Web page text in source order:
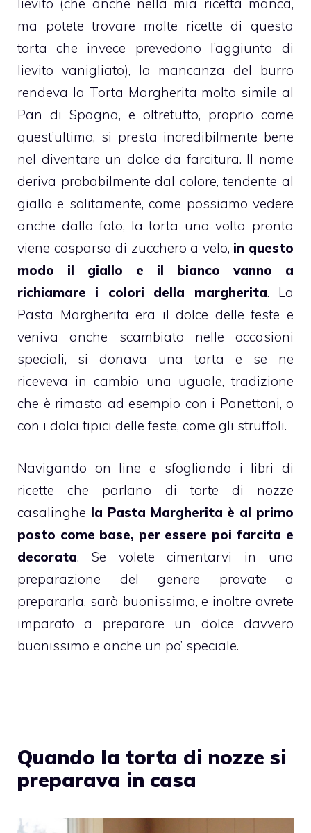
lievito (che anche nella mia ricetta manca,
ma potete trovare molte ricette di questa
torta che invece prevedono l’aggiunta di
lievito vanigliato), la mancanza del burro
rendeva la Torta Margherita molto simile al
Pan di Spagna, e oltretutto, proprio come
quest’ultimo, si presta incredibilmente bene
nel diventare un dolce da farcitura. Il nome
deriva probabilmente dal colore, tendente al
giallo e solitamente, come possiamo vedere
anche dalla foto, latorta una volta pronta
viene cosparsa di zucchero a velo, in questo
modo il giallo e il bianco vanno a
richiamare i colori della margherita. La
Pasta Margherita era il dolce delle feste e
veniva anche scambiato nelle occasioni
speciali, si donava una torta e se ne
riceveva in cambio una uguale, tradizione
che è rimasta ad esempio con i Panettoni, o
con i dolci tipici delle feste, come gli struffoli.
Navigando on line e sfogliando i libri di
ricette che parlano di torte di nozze
casalinghe la Pasta Margherita è al primo
posto come base, per essere poi farcita e
decorata. Se volete cimentarvi in una
preparazione del genere provate a
prepararla, sarà buonissima, e inoltre avrete
imparato a preparare un dolce davvero
buonissimo e anche un po’ speciale.
Quando la torta di nozze si
preparava in casa